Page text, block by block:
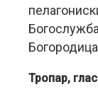
Тропар,